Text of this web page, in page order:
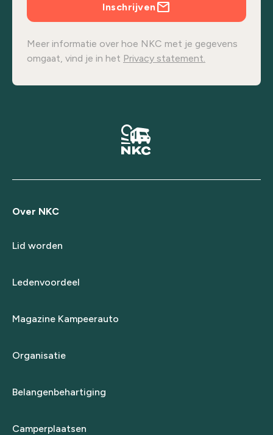
Inschrijven
Meer informatie over hoe NKC met je gegevens
omgaat, vind je in het Privacy statement.
Over NKC
Lid worden
Ledenvoordeel
Magazine Kampeerauto
Organisatie
Belangenbehartiging
Camperplaatsen